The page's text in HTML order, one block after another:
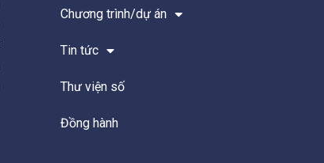
Chương trình/dự án
Tin tức
Thư viện số
Đồng hành